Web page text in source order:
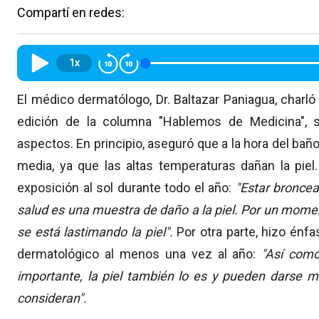
Compartí en redes:
1x
El médico dermatólogo, Dr. Baltazar Paniagua,
edición de la columna "Hablemos de
aspectos. En principio, aseguró que a la hora del
media, ya que las altas temperaturas dañan la
exposición al sol durante todo el año: "Estar
salud es una muestra de daño a la piel. Por un
se está lastimando la piel". Por otra parte, hizo
dermatológico al menos una vez al año: "Así
importante, la piel también lo es y pueden darse
consideran".